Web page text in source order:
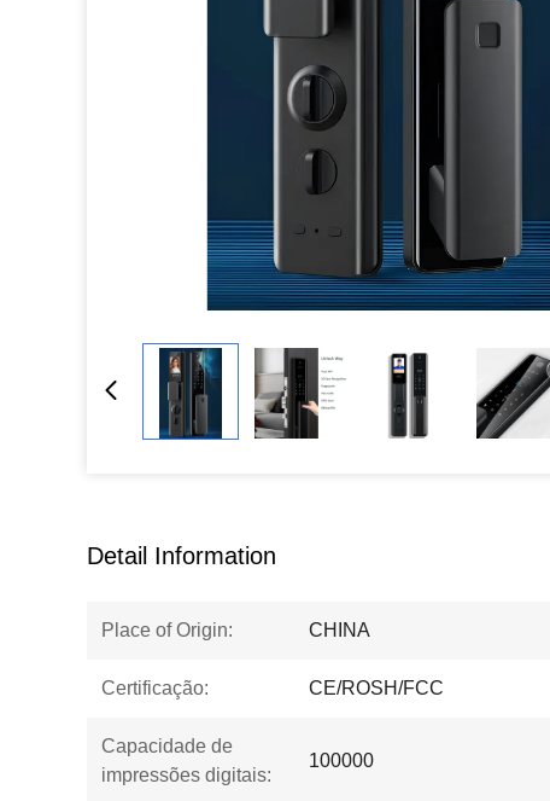
Detail Information
Place of Origin: CHINA
Certificação: CE/ROSH/FCC
Capacidade de
impressões digitais:
100000